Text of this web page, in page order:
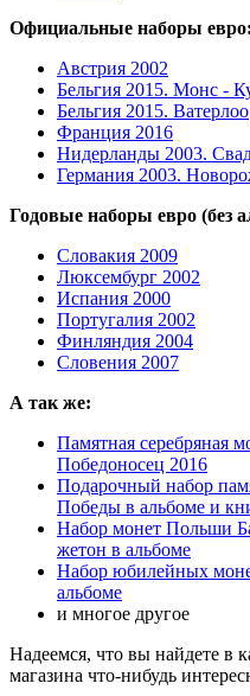
Официальные наборы евро:
Австрия 2002
Бельгия 2015. Монс -
Бельгия 2015. Ватерлоо
Франция 2016
Нидерланды 2003.
Германия 2003.
Годовые наборы евро (без
Словакия 2009
Люксембург 2002
Испания 2000
Португалия 2002
Финляндия 2004
Словения 2007
А так же:
Памятная серебряная
Победоносец 2016
Подарочный набор
Победы в альбоме и
Набор монет Польши
жетон в альбоме
Набор юбилейных
альбоме
и многое другое
Надеемся, что вы найдете в
магазина что-нибудь